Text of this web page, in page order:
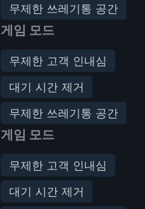
무제한 쓰레기통 공간
게임 모드
무제한 고객 인내심
대기 시간 제거
무제한 쓰레기통 공간
게임 모드
무제한 고객 인내심
대기 시간 제거